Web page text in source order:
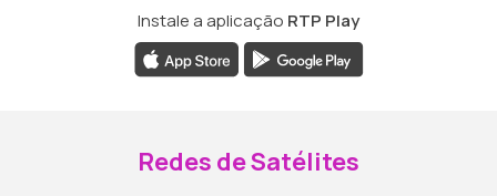
Instale a aplicação RTP Play
Redes de Satélites